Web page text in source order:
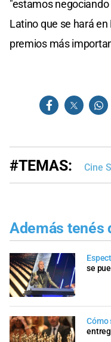
"estamos
Latino que se hará
premios más
#TEMAS: Cine
Además tenés
se
Cómo